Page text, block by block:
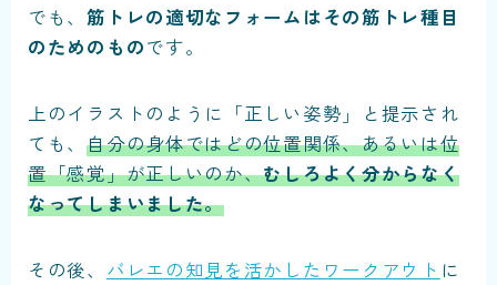
でも、筋トレの適切なフォームはその筋トレ種目
のためのものです。
上のイラストのように 「正しい姿勢」と提示され
ても、自分の身体ではどの位置関係、あるいは位
置「感覚」が正しいのか、むしろよく分からなく
なってしまいました。
その後、 バレエの知見を活かしたワークアウト に